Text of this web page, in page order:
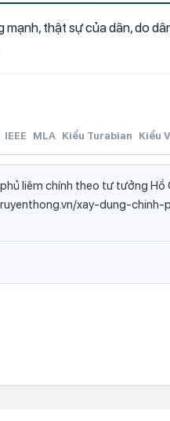
thật sự của dân, do
IEEE MLA Kiểu Turabian Kiểu
liêm chính theo tư tưởng Hồ
xay-dung-